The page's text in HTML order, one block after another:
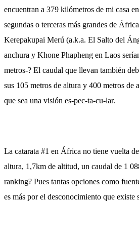
encuentran a 379 kilómetros de mi casa
segundas o terceras más grandes de
Kerepakupai Merú (a.k.a. El Salto del
anchura y Khone Phapheng en Laos
metros-? El caudal que llevan también
sus 105 metros de altura y 400 metros de
que sea una visión es-pec-ta-cu-lar.
La catarata #1 en África no tiene vuelta
altura, 1,7km de altitud, un caudal de 1
ranking? Pues tantas opciones como
es más por el desconocimiento que